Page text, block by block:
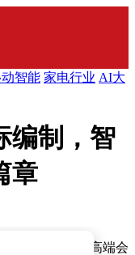
智能 家电行业 AI大
编制，智
章
业深度融合的高端会